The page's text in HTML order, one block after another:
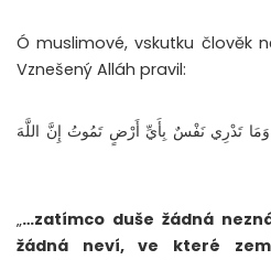
Ó muslimové, vskutku člověk
Vznešený Alláh pravil:
تَدْرِي نَفْسٌ بِأَيِّ أَرْضٍ تَمُوتُ إِنَّ اللَّهَ
„…zatímco duše žádná
žádná neví, ve které